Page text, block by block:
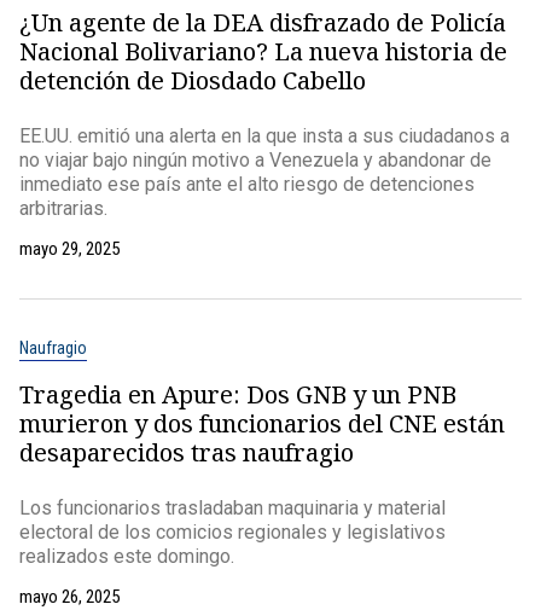
¿Un agente de la DEA disfrazado de Policía
Nacional Bolivariano? La nueva historia de
detención de Diosdado Cabello
EE.UU. emitió una alerta en la que insta a sus ciudadanos a
no viajar bajo ningún motivo a Venezuela y abandonar de
inmediato ese país ante el alto riesgo de detenciones
arbitrarias.
mayo 29, 2025
Naufragio
Tragedia en Apure: Dos GNB y un PNB
murieron y dos funcionarios del CNE están
desaparecidos tras naufragio
Los funcionarios trasladaban maquinaria y material
electoral de los comicios regionales y legislativos
realizados este domingo.
mayo 26, 2025